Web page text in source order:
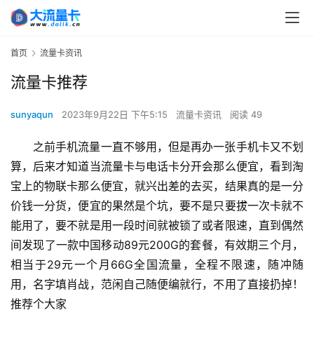
首页 流量卡资讯
流量卡推荐
sunyaqun 2023年9月22日 下午5:15 流量卡资讯 阅读 49
之前手机流量一直不够用，但是再办一张手机卡又不划
算，后来才知道当流量卡与电话卡分开会那么便宜，看到淘
宝上的物联卡那么便宜，就兴出差的去买，结果真的是一分
价钱一分货，便宜的果然是个坑，要不是只要拔一次卡就不
能用了，要不就是用一段时间就被锁了或者限速，直到偶然
间发现了一款中国移动89元200G的套餐，有效期三个月，
相当于29元一个月66G全国流量，全程不限速，随冲随
用，名字填肖战，范闲自己随便编就行，不用了直接扔掉！
推荐个大家